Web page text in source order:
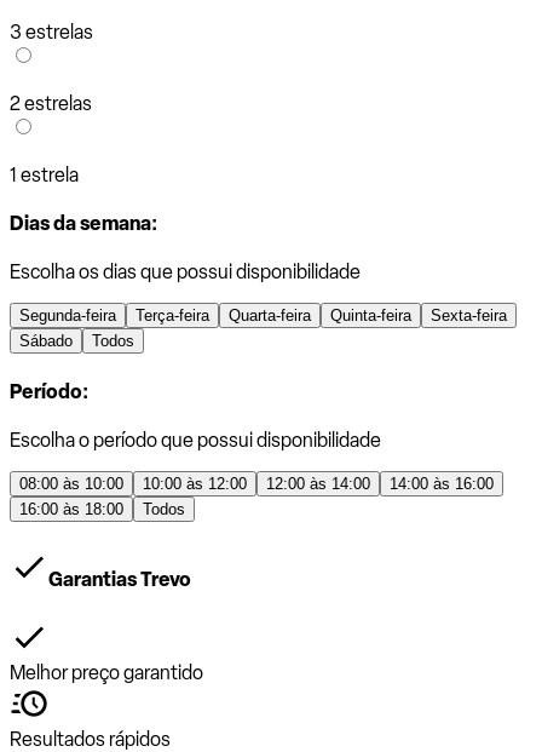
3 estrelas
2 estrelas
1 estrela
Dias da semana:
Escolha os dias que possui disponibilidade
Segunda-feira Terça-feira Quarta-feira Quinta-feira
Sexta-feira
Sábado
Todos
Período:
Escolha o período que possui disponibilidade
08:00 às 10:00 10:00 às 12:00 12:00 às 14:00
14:00 às 16:00
16:00 às 18:00
Todos
Garantias Trevo
Melhor preço garantido
Resultados rápidos